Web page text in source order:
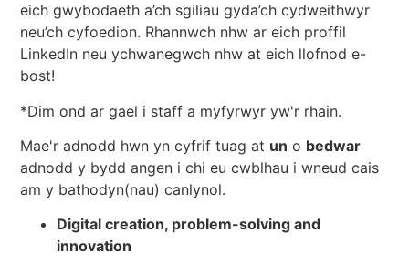
eich gwybodaeth a’ch sgiliau gyda’ch cydweithwyr
neu’ch cyfoedion. Rhannwch nhw ar eich proffil
LinkedIn neu ychwanegwch nhw at eich llofnod e-
bost!
*Dim ond ar gael i staff a myfyrwyr yw'r rhain.
Mae'r adnodd hwn yn cyfrif tuag at un o bedwar
adnodd y bydd angen i chi eu cwblhau i wneud cais
am y bathodyn(nau) canlynol.
Digital creation, problem-solving and
innovation